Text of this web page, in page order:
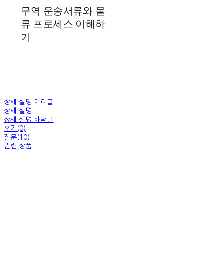
무역 운송서류와 물
류 프로세스 이해하
기
상세 설명 머리글
상세 설명
상세 설명 바닥글
후기(0)
질문(10)
관련 상품